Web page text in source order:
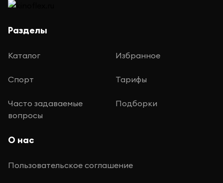
Разделы
Каталог Избранное
Спорт Тарифы
Часто задаваемые
вопросы
Подборки
О нас
Пользовательское соглашение